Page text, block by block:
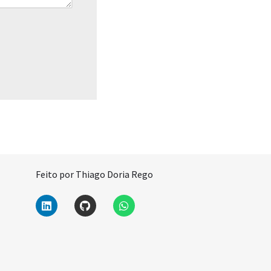
Feito por Thiago Doria Rego